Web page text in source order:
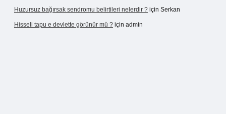
Huzursuz bağırsak sendromu belirtileri nelerdir ? için Serkan
Hisseli tapu e devlette görünür mü ? için admin